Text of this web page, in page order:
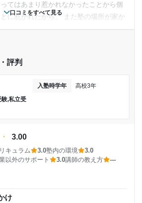
円
ても苦手な英語を0から短期間で受験
すく教えて頂き合格できたため。
(投稿日時点)
口コミをすべて見る
てはあまり惹かれなかったことから個
に惹かれたから。 また塾の場所が家か
たと思う。
ム
の目標に向けて、それぞれのペースで
スにいる他の生徒と先生の会話が聞こ
し気がちったから。 また、自習室の隣
気になってしまう。
評判
入塾時学年 高校3年
験,私立受
3.00
キュラム 3.0塾内の環境
3.0
以外のサポート 3.0講師の教え方 ---
け